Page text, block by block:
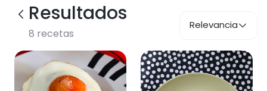
Resultados
8 recetas
Relevancia